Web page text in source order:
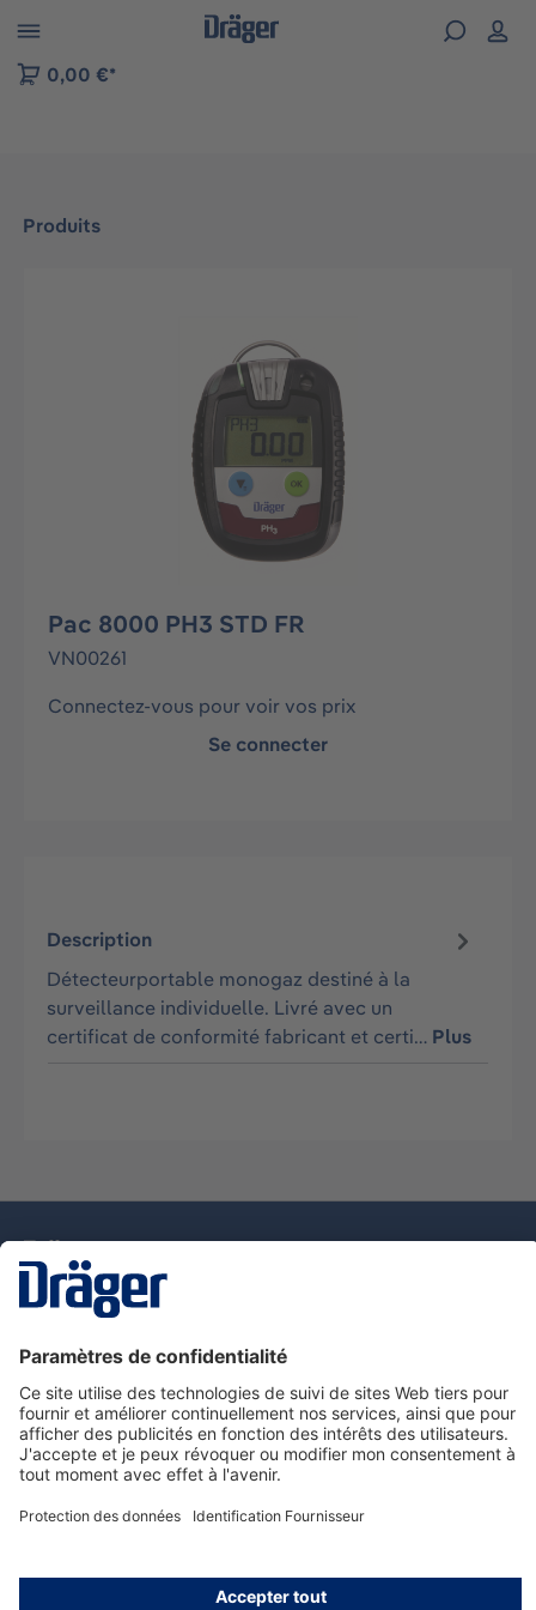
to B2B platform navigation
0,00 €*
Produits
Pac 8000 PH3 STD FR
VN00261
Connectez-vous pour voir vos prix
Se connecter
Description
Détecteurportable monogaz destiné à la
surveillance individuelle. Livré avec un
certificat de conformité fabricant et certi… Plus
Nous contacter
Service de e-commande Dräger
Informations sur les produits
© Dräger France SAS, 2024